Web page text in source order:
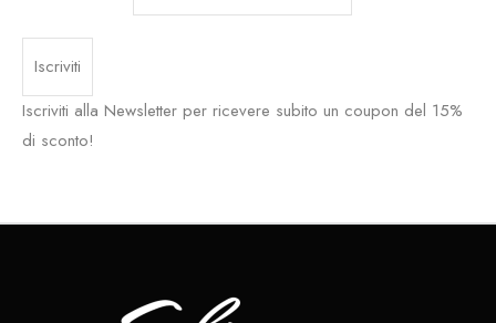
Iscriviti alla Newsletter per ricevere subito un coupon del 15%
di sconto!